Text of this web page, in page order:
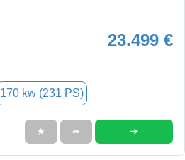
23.499 €
170 kw (231 PS)
★ ➦ ➜